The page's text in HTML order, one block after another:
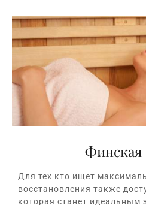
Финская
Для тех кто ищет
восстановления также
которая станет идеальным